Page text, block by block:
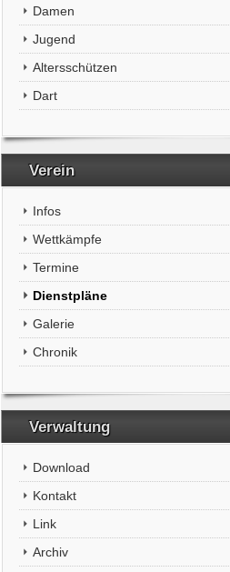
Damen
Jugend
Altersschützen
Dart
Verein
Infos
Wettkämpfe
Termine
Dienstpläne
Galerie
Chronik
Verwaltung
Download
Kontakt
Link
Archiv